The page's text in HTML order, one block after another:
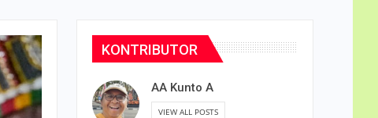
KONTRIBUTOR
AA Kunto A
VIEW ALL POSTS